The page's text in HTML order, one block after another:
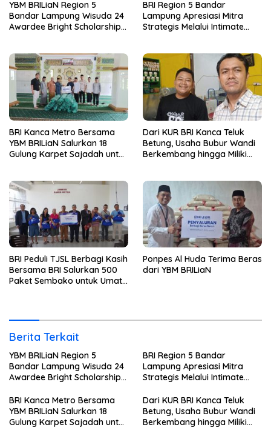
YBM BRILiaN Region 5
Bandar Lampung Wisuda 24
Awardee Bright Scholarship
BRI Region 5 Bandar
Lampung Apresiasi Mitra
Strategis Melalui Intimate
Ride
BRI Kanca Metro Bersama
YBM BRILiaN Salurkan 18
Gulung Karpet Sajadah untuk
Dari KUR BRI Kanca Teluk
Betung, Usaha Bubur Wandi
Berkembang hingga Miliki
BRI Peduli TJSL Berbagi Kasih
Bersama BRI Salurkan 500
Paket Sembako untuk Umat
Ponpes Al Huda Terima Beras
dari YBM BRILiaN
Berita Terkait
YBM BRILiaN Region 5
Bandar Lampung Wisuda 24
Awardee Bright Scholarship
Profesional Berakhlak Mulia
BRI Region 5 Bandar
Lampung Apresiasi Mitra
Strategis Melalui Intimate
Pemenang Merchant Lucky
Ride
BRI Kanca Metro Bersama
YBM BRILiaN Salurkan 18
Gulung Karpet Sajadah untuk
Dari KUR BRI Kanca Teluk
Betung, Usaha Bubur Wandi
Berkembang hingga Miliki